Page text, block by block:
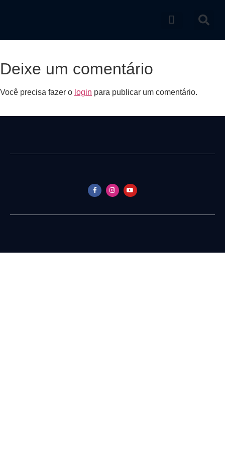
Deixe um comentário
Você precisa fazer o login para publicar um comentário.